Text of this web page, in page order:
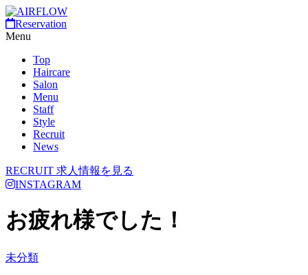
Reservation
Menu
Top
Haircare
Salon
Menu
Staff
Style
Recruit
News
RECRUIT 求人情報を見る
INSTAGRAM
お疲れ様でした！
未分類